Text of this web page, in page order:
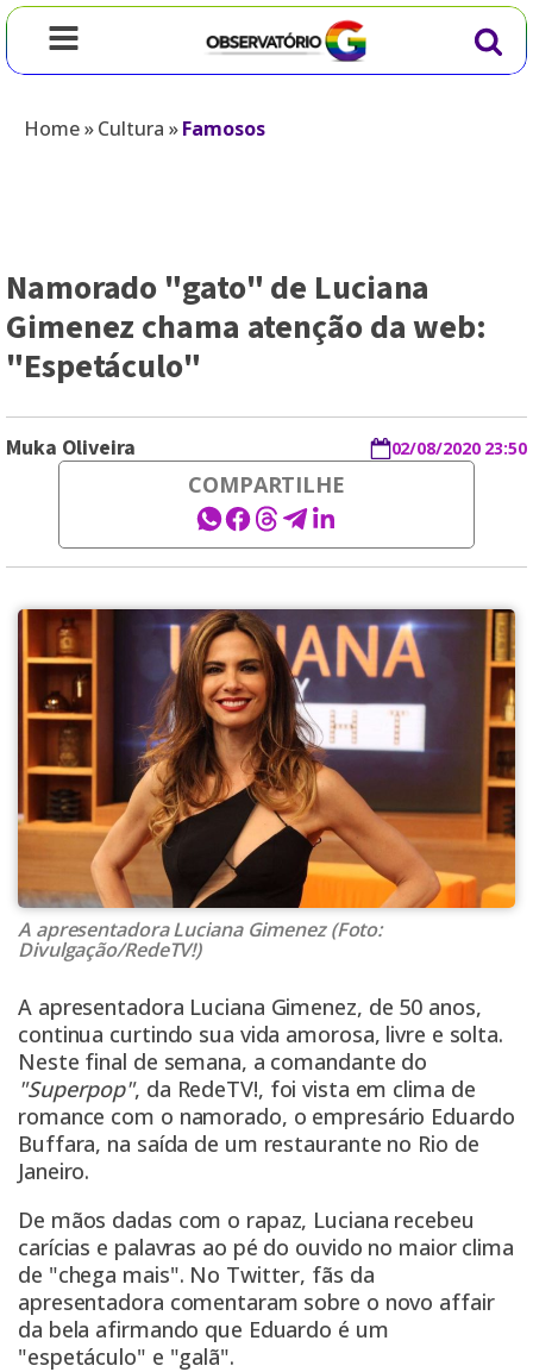
Home»Cultura »Famosos
Namorado "gato" de Luciana
Gimenez chama atenção da web:
"Espetáculo"
Muka Oliveira 02/08/2020 23:50
COMPARTILHE
A apresentadora Luciana Gimenez (Foto:
Divulgação/RedeTV!)
A apresentadora Luciana Gimenez, de 50 anos,
continua curtindo sua vida amorosa, livre e solta.
Neste final de semana, a comandante do
"Superpop", da RedeTV!, foi vista em clima de
romance com o namorado, o empresário Eduardo
Buffara, na saída de um restaurante no Rio de
Janeiro.
De mãos dadas com o rapaz, Luciana recebeu
carícias e palavras ao pé do ouvido no maior clima
de "chega mais". No Twitter, fãs da
apresentadora comentaram sobre o novo affair
da bela afirmando que Eduardo é um
"espetáculo" e "galã".